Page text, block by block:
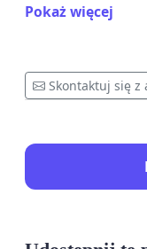
rezerwatow-
Konsultacje
czerwca, a my -
Z
obszarze gminy
„Dolina
Pokaż więcej
Skontaktuj się z